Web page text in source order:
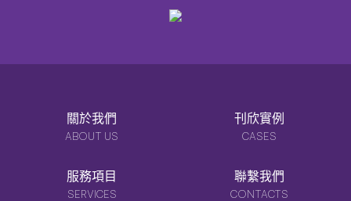
關於我們
ABOUT US
刊欣實例
CASES
服務項目
SERVICES
聯繫我們
CONTACTS